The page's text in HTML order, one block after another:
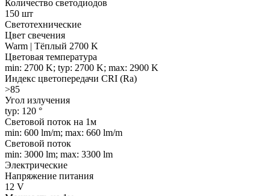
Количество светодиодов
150 шт
Светотехнические
Цвет свечения
Warm | Тёплый 2700 K
Цветовая температура
min: 2700 K; typ: 2700 K; max: 2900 K
Индекс цветопередачи CRI (Ra)
>85
Угол излучения
typ: 120 °
Световой поток на 1м
min: 600 lm/m; max: 660 lm/m
Световой поток
min: 3000 lm; max: 3300 lm
Электрические
Напряжение питания
12 V